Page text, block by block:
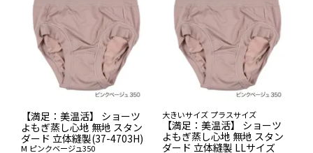
【満足：美温活】 ショーツ
よもぎ蒸し心地 無地 スタン
ダード 立体縫製(37-4703H)
M ピンクベージュ350
大きいサイズ プラスサイズ
【満足：美温活】 ショーツ
よもぎ蒸し心地 無地 スタン
ダード 立体縫製 LLサイズ